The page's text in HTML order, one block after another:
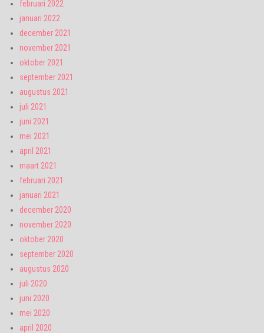
februari 2022
januari 2022
december 2021
november 2021
oktober 2021
september 2021
augustus 2021
juli 2021
juni 2021
mei 2021
april 2021
maart 2021
februari 2021
januari 2021
december 2020
november 2020
oktober 2020
september 2020
augustus 2020
juli 2020
juni 2020
mei 2020
april 2020